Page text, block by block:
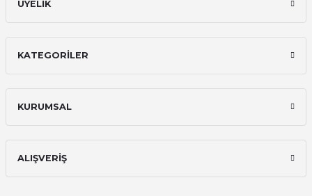
ÜYELİK
KATEGORİLER
KURUMSAL
ALIŞVERİŞ